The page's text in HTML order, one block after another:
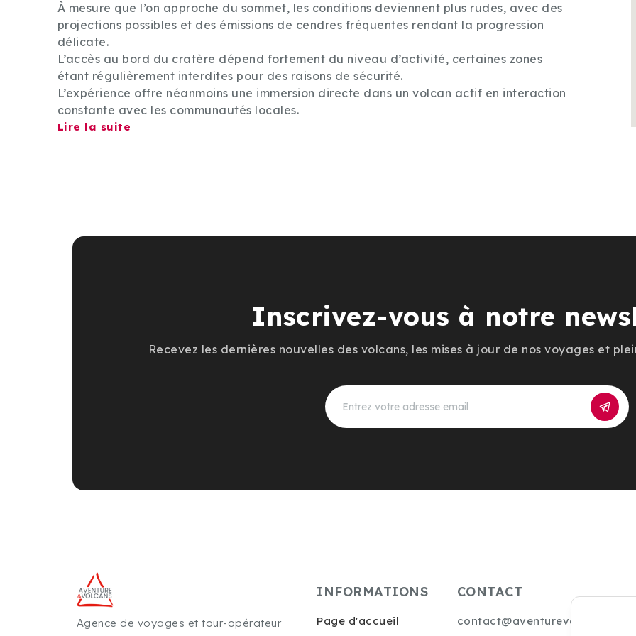
À mesure que l’on approche du sommet, les conditions deviennent plus rudes, avec des
projections possibles et des émissions de cendres fréquentes rendant la progression
délicate.
L’accès au bord du cratère dépend fortement du niveau d’activité, certaines zones
étant régulièrement interdites pour des raisons de sécurité.
L’expérience offre néanmoins une immersion directe dans un volcan actif en interaction
constante avec les communautés locales.
Lire la suite
Inscrivez-vous à notre
Recevez les dernières nouvelles des volcans, les mises à jour de nos voyages et
Agence de voyages et tour-opérateur
INFORMATIONS
Page d'accueil
CONTACT
contact@aventurevolcans.com